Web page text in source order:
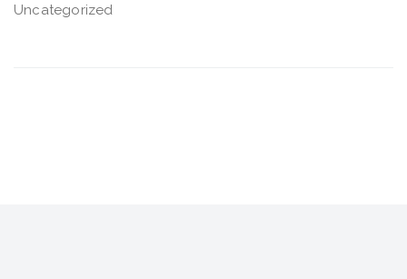
Uncategorized